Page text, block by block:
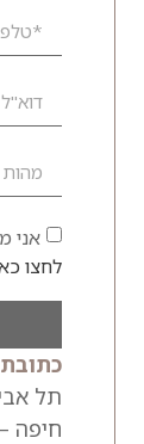
אני
לחצו
תל אביב
חיפה